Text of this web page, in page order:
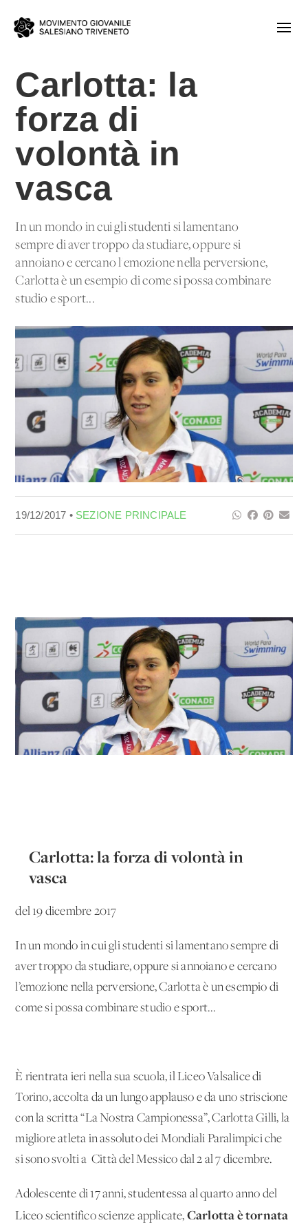
Carlotta: la
forza di
volontà in
vasca
In un mondo in cui gli studenti si lamentano
sempre di aver troppo da studiare, oppure si
annoiano e cercano l'emozione nella perversione,
Carlotta è un esempio di come si possa combinare
studio e sport...
19/12/2017 • SEZIONE PRINCIPALE
Carlotta: la forza di volontà in
vasca
del 19 dicembre 2017
In un mondo in cui gli studenti si lamentano sempre di
aver troppo da studiare, oppure si annoiano e cercano
l’emozione nella perversione, Carlotta è un esempio di
come si possa combinare studio e sport...
È rientrata ieri nella sua scuola, il Liceo Valsalice di
Torino, accolta da un lungo applauso e da uno striscione
con la scritta “La Nostra Campionessa”, Carlotta Gilli, la
migliore atleta in assoluto dei Mondiali Paralimpici che
si sono svolti a Città del Messico dal 2 al 7 dicembre.
Adolescente di 17 anni, studentessa al quarto anno del
Liceo scientificoscienze applicate, Carlotta è tornata